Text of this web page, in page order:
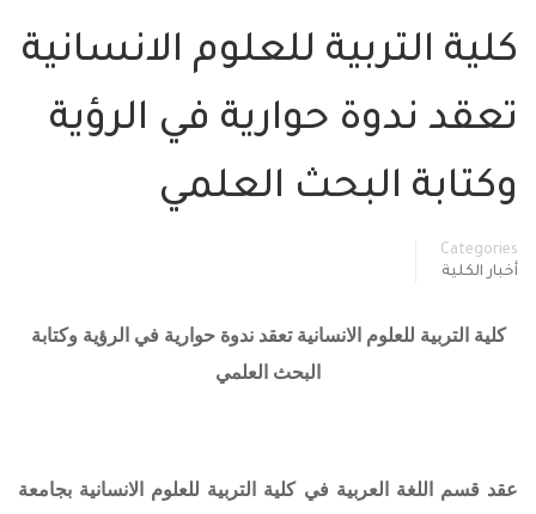
كلية التربية للعلوم الانسانية
تعقد ندوة حوارية في الرؤية
وكتابة البحث العلمي
Categories
أخبار الكلية
كلية التربية للعلوم الانسانية تعقد ندوة حوارية في الرؤية وكتابة
البحث العلمي
عقد قسم اللغة العربية في كلية التربية للعلوم الانسانية بجامعة